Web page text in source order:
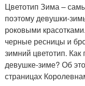
Цветотип Зима –
поэтому девушки-
роковыми
черные ресницы и
зимний цветотип.
девушке-зиме? Об
страницах